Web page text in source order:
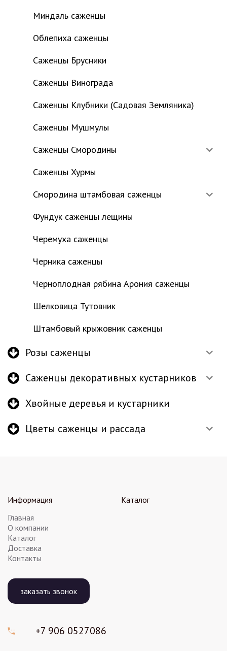
Миндаль саженцы
Облепиха саженцы
Саженцы Брусники
Саженцы Винограда
Саженцы Клубники (Садовая Земляника)
Саженцы Мушмулы
Саженцы Смородины
Саженцы Хурмы
Смородина штамбовая саженцы
Фундук саженцы лещины
Черемуха саженцы
Черника саженцы
Черноплодная рябина Арония саженцы
Шелковица Тутовник
Штамбовый крыжовник саженцы
Розы саженцы
Саженцы декоративных кустарников
Хвойные деревья и кустарники
Цветы саженцы и рассада
Информация
Главная
О компании
Каталог
Доставка
Контакты
Каталог
заказать звонок
+7 906 0527086